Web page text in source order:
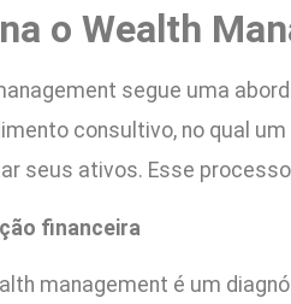
o Wealth
segue uma
consultivo, no qual
seus ativos. Esse
financeira
management é um